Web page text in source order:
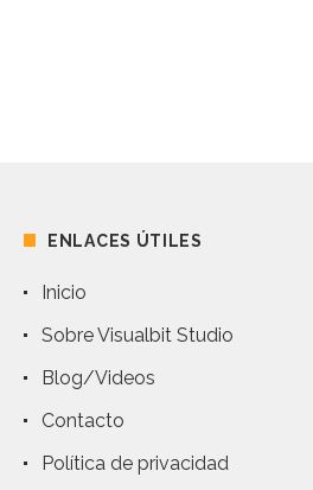
ENLACES ÚTILES
Inicio
Sobre Visualbit Studio
Blog/Videos
Contacto
Política de privacidad